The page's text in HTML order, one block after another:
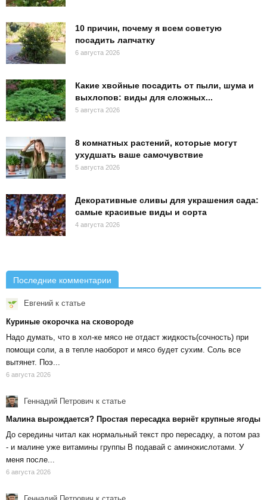
10 причин, почему я всем советую
посадить лапчатку
6 августа 2026
Какие хвойные посадить от пыли, шума и
выхлопов: виды для сложных...
5 августа 2026
8 комнатных растений, которые могут
ухудшать ваше самочувствие
5 августа 2026
Декоративные сливы для украшения сада:
самые красивые виды и сорта
4 августа 2026
Последние комментарии
Евгений к статье
Куриные окорочка на сковороде
Надо думать, что в хол-ке мясо не отдаст жидкость(сочность) при
помощи соли, а в тепле наоборот и мясо будет сухим. Соль все
вытянет. Поэ...
6 августа 2026
Геннадий Петрович к статье
Малина вырождается? Простая пересадка вернёт крупные ягоды
До середины читал как нормальный текст про пересадку, а потом раз
- и малине уже витамины группы В подавай с аминокислотами. У
меня после...
6 августа 2026